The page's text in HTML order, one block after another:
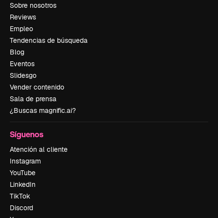
Sobre nosotros
Reviews
Empleo
Tendencias de búsqueda
Blog
Eventos
Slidesgo
Vender contenido
Sala de prensa
¿Buscas magnific.ai?
Síguenos
Atención al cliente
Instagram
YouTube
LinkedIn
TikTok
Discord